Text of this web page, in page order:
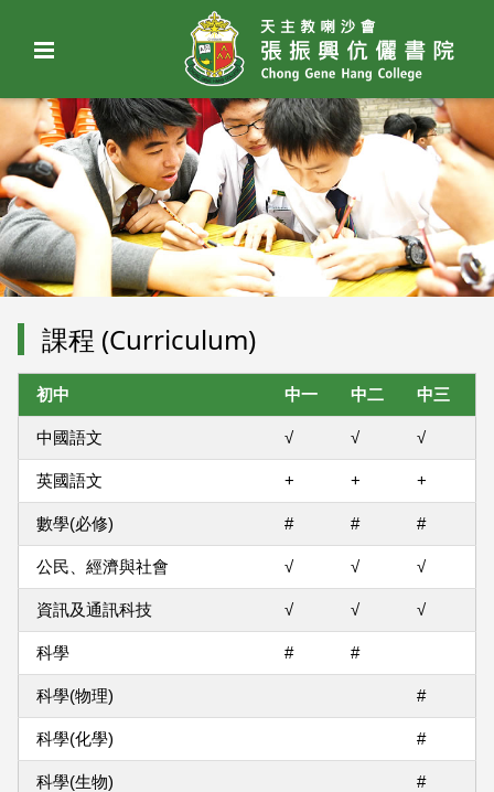
課程 (Curriculum)
初中 中一 中二 中三
中國語文 √ √ √
英國語文 + + +
數學(必修) # # #
公民、經濟與社會 √ √ √
資訊及通訊科技 √ √ √
科學 # #
科學(物理) #
科學(化學) #
科學(生物) #